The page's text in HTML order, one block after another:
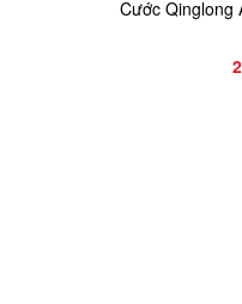
Cước Qinglong